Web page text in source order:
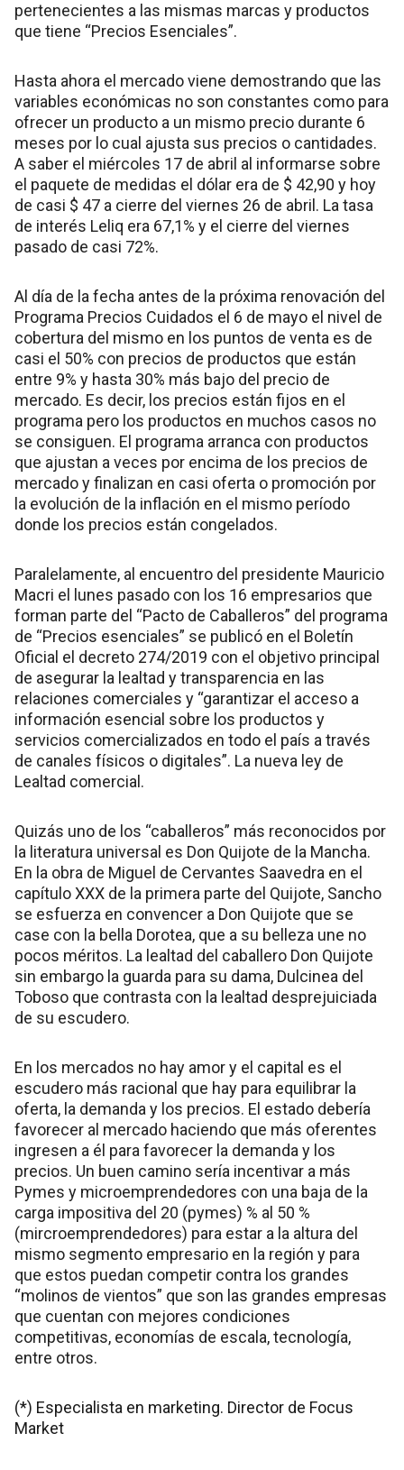
pertenecientes a las mismas marcas y productos
que tiene “Precios Esenciales”.
Hasta ahora el mercado viene demostrando que las
variables económicas no son constantes como para
ofrecer un producto a un mismo precio durante 6
meses por lo cual ajusta sus precios o cantidades.
A saber el miércoles 17 de abril al informarse sobre
el paquete de medidas el dólar era de $ 42,90 y hoy
de casi $ 47 a cierre del viernes 26 de abril. La tasa
de interés Leliq era 67,1% y el cierre del viernes
pasado de casi 72%.
Al día de la fecha antes de la próxima renovación del
Programa Precios Cuidados el 6 de mayo el nivel de
cobertura del mismo en los puntos de venta es de
casi el 50% con precios de productos que están
entre 9% y hasta 30% más bajo del precio de
mercado. Es decir, los precios están fijos en el
programa pero los productos en muchos casos no
se consiguen. El programa arranca con productos
que ajustan a veces por encima de los precios de
mercado y finalizan en casi oferta o promoción por
la evolución de la inflación en el mismo período
donde los precios están congelados.
Paralelamente, al encuentro del presidente Mauricio
Macri el lunes pasado con los 16 empresarios que
forman parte del “Pacto de Caballeros” del programa
de “Precios esenciales” se publicó en el Boletín
Oficial el decreto 274/2019 con el objetivo principal
de asegurar la lealtad y transparencia en las
relaciones comerciales y “garantizar el acceso a
información esencial sobre los productos y
servicios comercializados en todo el país a través
de canales físicos o digitales”. La nueva ley de
Lealtad comercial.
Quizás uno de los “caballeros” más reconocidos por
la literatura universal es Don Quijote de la Mancha.
En la obra de Miguel de Cervantes Saavedra en el
capítulo XXX de la primera parte del Quijote, Sancho
se esfuerza en convencer a Don Quijote que se
case con la bella Dorotea, que a su belleza une no
pocos méritos. La lealtad del caballero Don Quijote
sin embargo la guarda para su dama, Dulcinea del
Toboso que contrasta con la lealtad desprejuiciada
de su escudero.
En los mercados no hay amor y el capital es el
escudero más racional que hay para equilibrar la
oferta, la demanda y los precios. El estado debería
favorecer al mercado haciendo que más oferentes
ingresen a él para favorecer la demanda y los
precios. Un buen camino sería incentivar a más
Pymes y microemprendedores con una baja de la
carga impositiva del 20 (pymes) % al 50 %
(mircroemprendedores) para estar a la altura del
mismo segmento empresario en la región y para
que estos puedan competir contra los grandes
“molinos de vientos” que son las grandes empresas
que cuentan con mejores condiciones
competitivas, economías de escala, tecnología,
entre otros.
(*) Especialista en marketing. Director de Focus
Market